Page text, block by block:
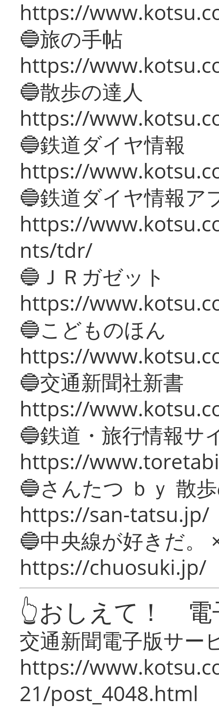
https://
🔵旅の手帖
https://
🔵散歩の達人
https://
🔵鉄道ダイヤ情報
https://
🔵鉄道ダイヤ情報ア
https://
nts/tdr/
🔵ＪＲガゼット
https://
🔵こどものほん
https://
🔵交通新聞社新書
https://
🔵鉄道・旅行情報サ
https://
🔵さんたつ ｂｙ 散
https://san-tatsu.jp/
🔵中央線が好きだ。
https://chuosuki.jp/
👆おしえて！ 電
交通新聞電子版サー
https://
21/post_4048.html